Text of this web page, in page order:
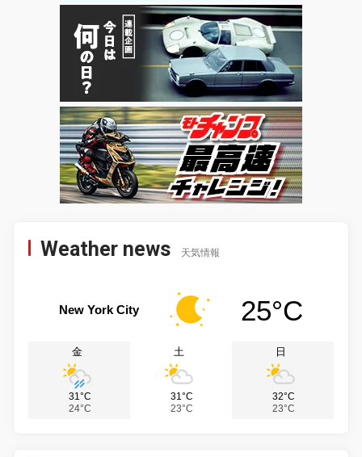
Weather news 天気情報
New York City 25°C
金
31°C
24°C
土
31°C
23°C
日
32°C
23°C